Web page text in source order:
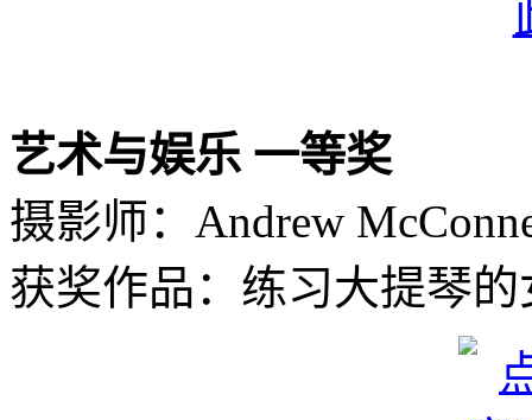
艺术与娱乐 一等奖
摄影师：Andrew
获奖作品：练习大提琴